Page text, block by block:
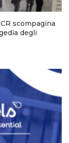
scompagina
degli